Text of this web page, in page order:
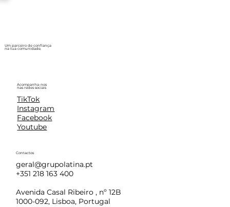
Um parceiro de confiança
na tua comunidade.
Acompanha-nos
nas redes sociais
TikTok
Instagram
Facebook
Youtube
Contactos
geral@grupolatina.pt
+351 218 163 400
Avenida Casal Ribeiro , nº 12B
1000-092, Lisboa, Portugal